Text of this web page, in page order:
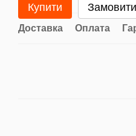
Купити
Доставка Оплата